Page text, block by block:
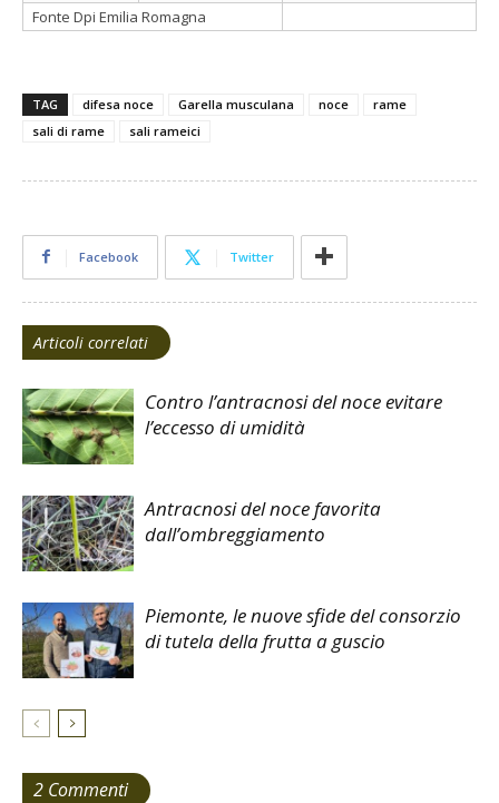
Fonte Dpi Emilia Romagna
TAG difesa noce Garella musculana noce
rame
sali di rame
sali rameici
Facebook Twitter
Articoli correlati
Contro l’antracnosi del noce evitare
l’eccesso di umidità
Antracnosi del noce favorita
dall’ombreggiamento
Piemonte, le nuove sfide del consorzio
di tutela della frutta a guscio
2 Commenti